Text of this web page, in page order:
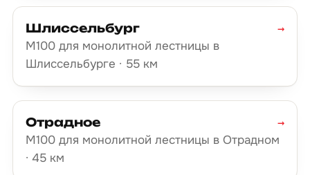
Шлиссельбург
М100 для монолитной лестницы в
Шлиссельбурге · 55 км
→
Отрадное
М100 для монолитной лестницы в Отрадном
· 45 км
→